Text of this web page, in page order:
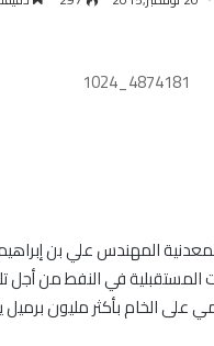
المهندس علي بن
المستقبلية في النفط من أجل
على الخام بأكثر مليون برميل